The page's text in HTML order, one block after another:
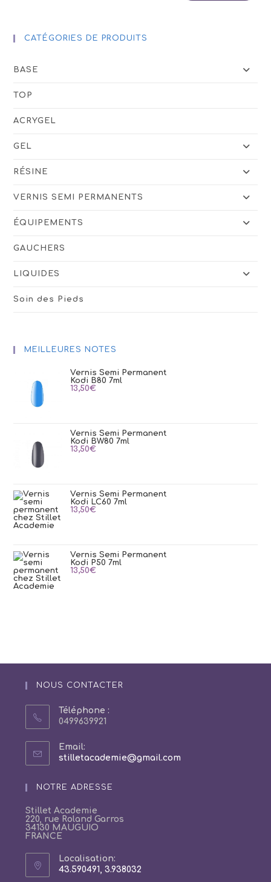
CATÉGORIES DE PRODUITS
BASE
TOP
ACRYGEL
GEL
RÉSINE
VERNIS SEMI PERMANENTS
ÉQUIPEMENTS
GAUCHERS
LIQUIDES
Soin des Pieds
MEILLEURES NOTES
Vernis Semi Permanent
Kodi B80 7ml
13,50€
Vernis Semi Permanent
Kodi BW80 7ml
13,50€
Vernis Semi Permanent
Kodi LC60 7ml
13,50€
Vernis Semi Permanent
Kodi P50 7ml
13,50€
NOUS CONTACTER
Téléphone :
0499639921
Email:
stilletacademie@gmail.comS’ouvre
NOTRE ADRESSE
Stillet Academie
220, rue Roland Garros
34130 MAUGUIO
FRANCE
Localisation:
43.590491, 3.938032